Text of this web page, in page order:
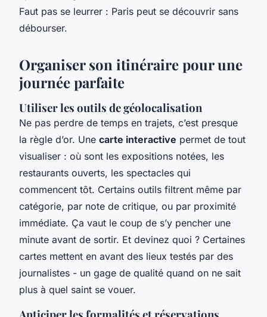
Faut pas se leurrer : Paris peut se découvrir sans
débourser.
Organiser son itinéraire pour une
journée parfaite
Utiliser les outils de géolocalisation
Ne pas perdre de temps en trajets, c’est presque
la règle d’or. Une carte interactive permet de tout
visualiser : où sont les expositions notées, les
restaurants ouverts, les spectacles qui
commencent tôt. Certains outils filtrent même par
catégorie, par note de critique, ou par proximité
immédiate. Ça vaut le coup de s’y pencher une
minute avant de sortir. Et devinez quoi ? Certaines
cartes mettent en avant des lieux testés par des
journalistes - un gage de qualité quand on ne sait
plus à quel saint se vouer.